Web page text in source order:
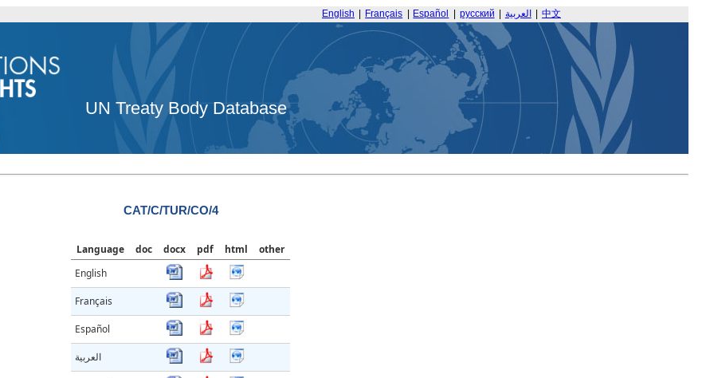
English Français Español русский العربية 中文
UN Treaty Body Database
CAT/C/TUR/CO/4
Language doc docx pdf html
other
English
Français
Español
العربية